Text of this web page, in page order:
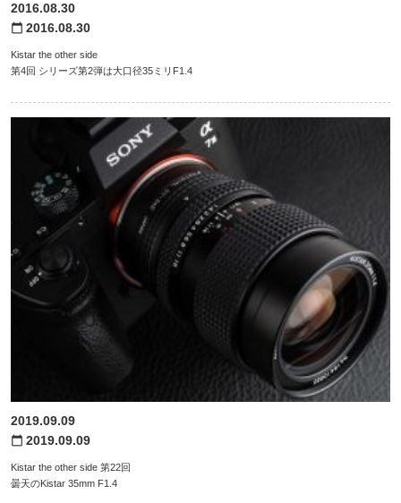
2016.08.30
Kistar the other side
第4回 シリーズ第2弾は大口径35ミリF1.4
calendar_today 2016.08.30
2019.09.09
Kistar the other side 第22回
曇天のKistar 35mm F1.4
calendar_today 2019.09.09